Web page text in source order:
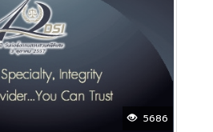
5686